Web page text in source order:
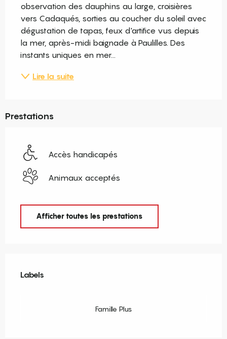
observation des dauphins au large, croisières
vers Cadaqués, sorties au coucher du soleil avec
dégustation de tapas, feux d'artifice vus depuis
la mer, après-midi baignade à Paulilles. Des
instants uniques en mer...
Lire la suite
Prestations
Accès handicapés
Animaux acceptés
Afficher toutes les prestations
Labels
Labels
Famille Plus